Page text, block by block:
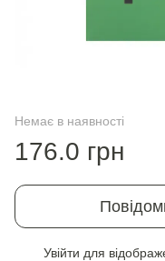
Немає в наявності
176.0 грн
Увійти для